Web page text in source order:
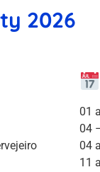
2026
01
04
04
11